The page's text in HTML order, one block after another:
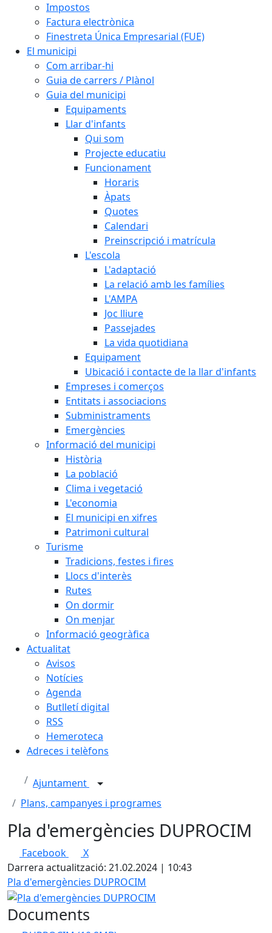
Impostos
Factura electrònica
Finestreta Única Empresarial (FUE)
El municipi
Com arribar-hi
Guia de carrers / Plànol
Guia del municipi
Equipaments
Llar d'infants
Qui som
Projecte educatiu
Funcionament
Horaris
Àpats
Quotes
Calendari
Preinscripció i matrícula
L'escola
L'adaptació
La relació amb les famílies
L'AMPA
Joc lliure
Passejades
La vida quotidiana
Equipament
Ubicació i contacte de la llar d'infants
Empreses i comerços
Entitats i associacions
Subministraments
Emergències
Informació del municipi
Història
La població
Clima i vegetació
L'economia
El municipi en xifres
Patrimoni cultural
Turisme
Tradicions, festes i fires
Llocs d'interès
Rutes
On dormir
On menjar
Informació geogràfica
Actualitat
Avisos
Notícies
Agenda
Butlletí digital
RSS
Hemeroteca
Adreces i telèfons
Ajuntament
Plans, campanyes i programes
Pla d'emergències DUPROCIM
Facebook
X
Darrera actualització: 21.02.2024 | 10:43
Pla d'emergències DUPROCIM
Documents